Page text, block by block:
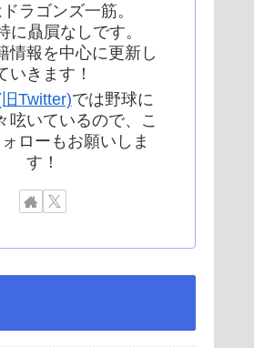
ラゴンズ一筋。
に贔屓なしです。
情報を中心に更新し
いきます！
Twitter)では野球に
呟いているので、こ
ローもお願いしま
す！